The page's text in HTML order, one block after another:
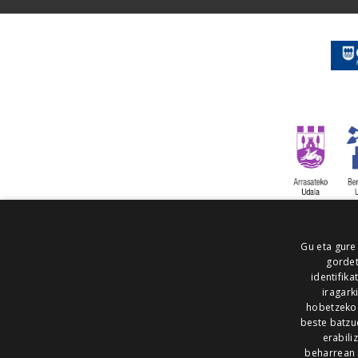
Gu eta
hobetzeko.
beste
beharrean